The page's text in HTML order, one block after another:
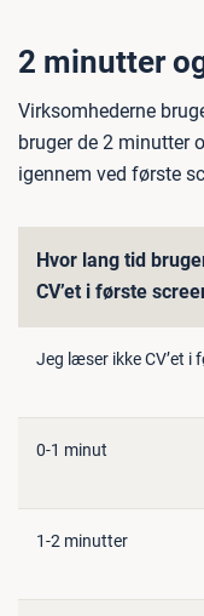
2 minutter
Virksomhederne
bruger de 2 minutter
igennem ved første
Hvor lang tid
CV’et i første
Jeg læser ikke CV’et i
0-1 minut
1-2 minutter